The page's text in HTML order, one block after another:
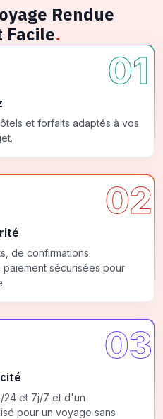
Rendue
Facile.
01
et forfaits adaptés à vos
02
de confirmations
sécurisées pour
03
24 et 7j/7 et d'un
pour un voyage sans